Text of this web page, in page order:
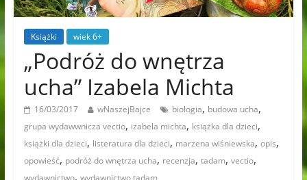
Książki wiek 6+
„Podróż do wnętrza
ucha” Izabela Michta
16/03/2017 wNaszejBajce biologia, budowa ucha,
grupa wydawwnicza vectio, izabela michta, książka dla dzieci,
książki dla dzieci, listeratura dla dzieci, marzena wiśniewska, opis,
opowieść, podróż do wnętrza ucha, recenzja, tadam, vectio,
wydawnictwo, wydawnictwo tadam